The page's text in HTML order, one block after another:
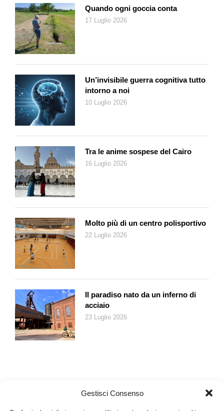
Gestisci Consenso
Quando ogni goccia conta
17 Luglio 2026
Un’invisibile guerra cognitiva tutto
intorno a noi
10 Luglio 2026
Tra le anime sospese del Cairo
16 Luglio 2026
Molto più di un centro polisportivo
22 Luglio 2026
Il paradiso nato da un inferno di
acciaio
23 Luglio 2026